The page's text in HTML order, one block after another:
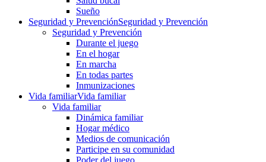
Sueño
Seguridad y PrevenciónSeguridad y Prevención
Seguridad y Prevención
Durante el juego
En el hogar
En marcha
En todas partes
Inmunizaciones
Vida familiarVida familiar
Vida familiar
Dinámica familiar
Hogar médico
Medios de comunicación
Participe en su comunidad
Poder del juego